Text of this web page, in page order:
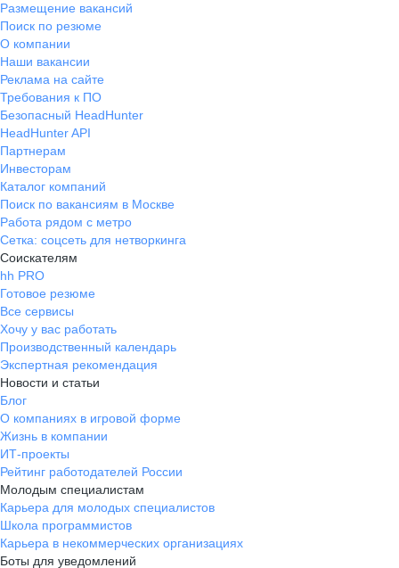
инженеров. Команда
профессиональная, комфортно
взаимодействовать между
отделами.
Размещение вакансий
Поиск по резюме
О компании
Наши вакансии
Реклама на сайте
Требования к ПО
Безопасный HeadHunter
HeadHunter API
Партнерам
Инвесторам
Каталог компаний
Поиск по вакансиям в Москве
Работа рядом с метро
Сетка: соцсеть для нетворкинга
Соискателям
hh PRO
Готовое резюме
Все сервисы
Хочу у вас работать
Производственный календарь
Экспертная рекомендация
Новости и статьи
Блог
О компаниях в игровой форме
Жизнь в компании
ИТ-проекты
Рейтинг работодателей России
Молодым специалистам
Карьера для молодых специалистов
Школа программистов
Карьера в некоммерческих организациях
Боты для уведомлений